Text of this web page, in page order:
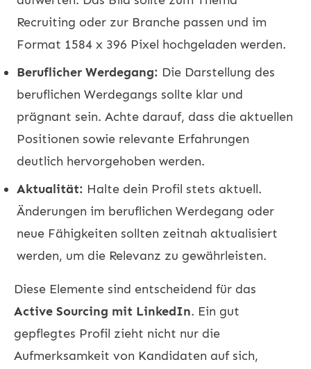
Recruiting oder zur Branche passen und im
Format 1584 x 396 Pixel hochgeladen werden.
Beruflicher Werdegang: Die Darstellung des
beruflichen Werdegangs sollte klar und
prägnant sein. Achte darauf, dass die aktuellen
Positionen sowie relevante Erfahrungen
deutlich hervorgehoben werden.
Aktualität: Halte dein Profil stets aktuell.
Änderungen im beruflichen Werdegang oder
neue Fähigkeiten sollten zeitnah aktualisiert
werden, um die Relevanz zu gewährleisten.
Diese Elemente sind entscheidend für das
Active Sourcing mit LinkedIn. Ein gut
gepflegtes Profil zieht nicht nur die
Aufmerksamkeit von Kandidaten auf sich,